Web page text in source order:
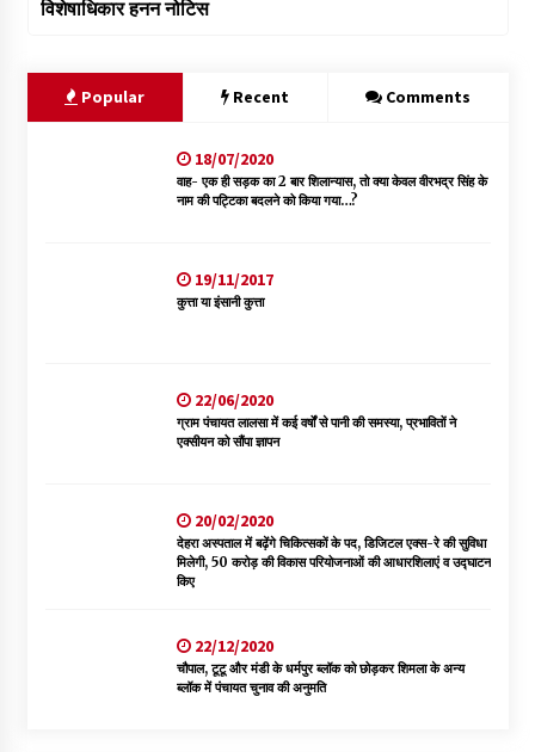
विशेषाधिकार हनन नोटिस
Popular Recent Comments
18/07/2020
वाह- एक ही सड़क का 2 बार शिलान्यास, तो क्या केवल वीरभद्र सिंह के
नाम की पट्टिका बदलने को किया गया…?
19/11/2017
कुत्ता या इंसानी कुत्ता
22/06/2020
ग्राम पंचायत लालसा में कई वर्षों से पानी की समस्या, प्रभावितों ने
एक्सीयन को सौंपा ज्ञापन
20/02/2020
देहरा अस्पताल में बढ़ेंगे चिकित्सकों के पद, डिजिटल एक्स-रे की सुविधा
मिलेगी, 50 करोड़ की विकास परियोजनाओं की आधारशिलाएं व उद्घाटन
किए
22/12/2020
चौपाल, टूटू और मंडी के धर्मपुर ब्लॉक को छोड़कर शिमला के अन्य
ब्लॉक में पंचायत चुनाव की अनुमति